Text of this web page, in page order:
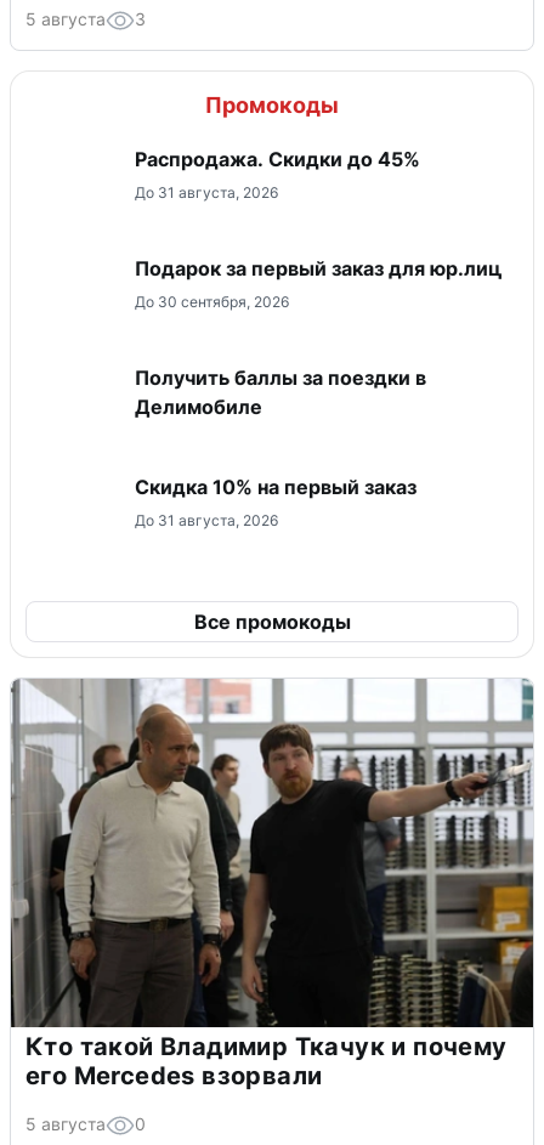
5 августа 3
Промокоды
Распродажа. Скидки до 45%
До 31 августа, 2026
Подарок за первый заказ для юр.лиц
До 30 сентября, 2026
Получить баллы за поездки в
Делимобиле
Скидка 10% на первый заказ
До 31 августа, 2026
Все промокоды
Кто такой Владимир Ткачук и почему
его Mercedes взорвали
5 августа 0